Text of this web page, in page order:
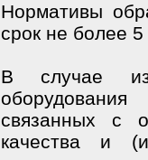
Нормативы
срок не более
В случае
связанных с
качества и